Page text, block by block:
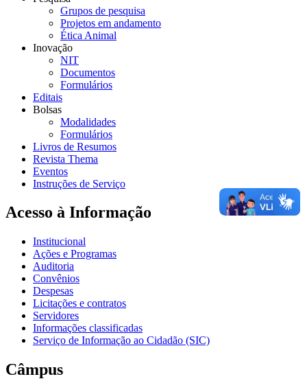
Grupos de pesquisa
Projetos em andamento
Ética Animal
Inovação
NIT
Documentos
Formulários
Editais
Bolsas
Modalidades
Formulários
Livros de Resumos
Revista Thema
Eventos
Instruções de Serviço
Acesso à Informação
Institucional
Ações e Programas
Auditoria
Convênios
Despesas
Licitações e contratos
Servidores
Informações classificadas
Serviço de Informação ao Cidadão (SIC)
Câmpus